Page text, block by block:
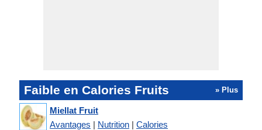
Faible en Calories Fruits » Plus
Miellat Fruit
Avantages | Nutrition | Calories